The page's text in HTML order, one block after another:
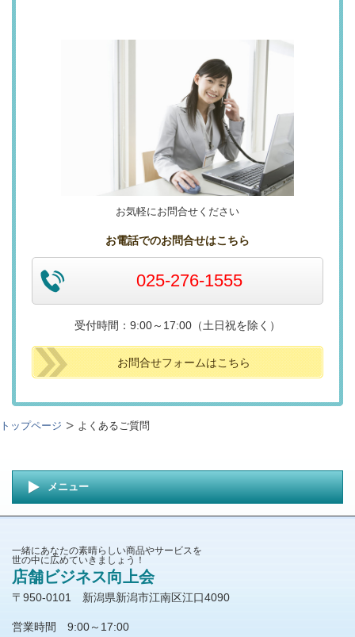
お気軽にお問合せください
お電話でのお問合せはこちら
025-276-1555
受付時間：9:00～17:00（土日祝を除く）
お問合せフォームはこちら
トップページ よくあるご質問
メニュー
一緒にあなたの素晴らしい商品やサービスを
世の中に広めていきましょう！
店舗ビジネス向上会
〒950-0101 新潟県新潟市江南区江口4090
営業時間 9:00～17:00